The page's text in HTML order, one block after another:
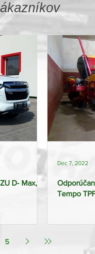
D- Max,
Tempo
Dec 7, 2022
5